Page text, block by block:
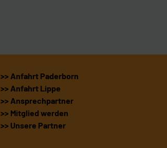
>> Anfahrt Paderborn
>> Anfahrt Lippe
>> Ansprechpartner
>> Mitglied werden
>> Unsere Partner